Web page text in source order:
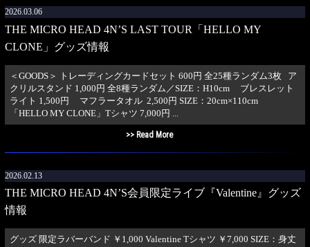
2026.03.06
THE MICRO HEAD 4N’S LAST TOUR「HELLO MY
CLONE」グッズ情報
＜GOODS＞ トレーディングカードセット 600円 全25種ランダム3枚 ア
クリルスタンド 1,000円 全8種ランダム／SIZE：H10cm ブレスレット
ライト 1,500円 マフラータオル 2,500円 SIZE：20cm×110cm
「HELLO MY CLONE」Tシャツ 7,000円 ...
>> Read More
2026.02.13
THE MICRO HEAD 4N’S会員限定ライブ『Valentine』グッズ
情報
グッズ 限定ラバーバンド ￥1,000 Valentine Tシャツ ￥7,000 SIZE：身丈